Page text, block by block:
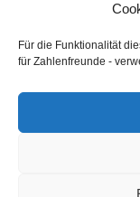
Für die Funktionalität
für Zahlenfreunde -
Studieren
Interviews und